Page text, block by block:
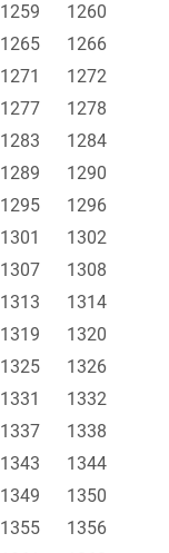
1259
1260
1265
1266
1271
1272
1277
1278
1283
1284
1289
1290
1295
1296
1301
1302
1307
1308
1313
1314
1319
1320
1325
1326
1331
1332
1337
1338
1343
1344
1349
1350
1355
1356